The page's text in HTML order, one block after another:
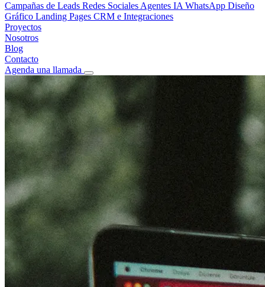
Campañas de Leads Redes Sociales Agentes IA WhatsApp Diseño
Gráfico Landing Pages CRM e Integraciones
Proyectos
Nosotros
Blog
Contacto
Agenda una llamada